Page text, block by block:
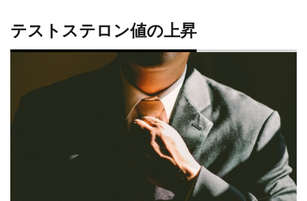
効
テストステロン値の上昇